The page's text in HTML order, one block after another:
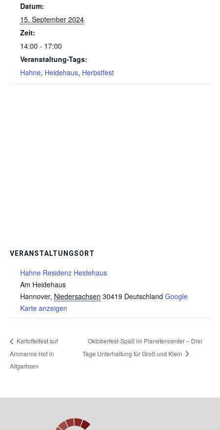
Datum:
15. September 2024
Zeit:
14:00 - 17:00
Veranstaltung-Tags:
Hahne, Heidehaus, Herbstfest
VERANSTALTUNGSORT
Hahne Residenz Heidehaus
Am Heidehaus
Hannover, Niedersachsen 30419 Deutschland Google
Karte anzeigen
Kartoffelfest auf
Ammanns Hof in
Altgarbsen
Oktoberfest-Spaß im Planetencenter – Drei
Tage Unterhaltung für Groß und Klein